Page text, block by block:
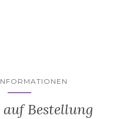
Bestellung